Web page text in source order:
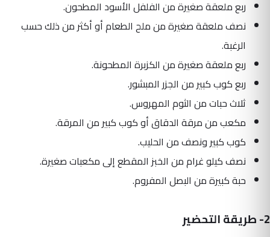
ربع ملعقة صغيرة من الفلفل الأسود المطحون.
نصف ملعقة صغيرة من ملح الطعام أو أكثر من ذلك حسب
الرغبة.
ربع ملعقة صغيرة من الكزبرة المطحونة.
ربع كوب كبير من الجزر المبشور.
ثلاث حبات من الثوم المهروس.
مكعب من مرقة الدقاق أو كوب كبير من المرقة.
كوب كبير ونصف من الحليب.
نصف كيلو غرام من الخبز المقطع إلى مكعبات صغيرة.
حبة كبيرة من البصل المفروم.
2- طريقة التحضير